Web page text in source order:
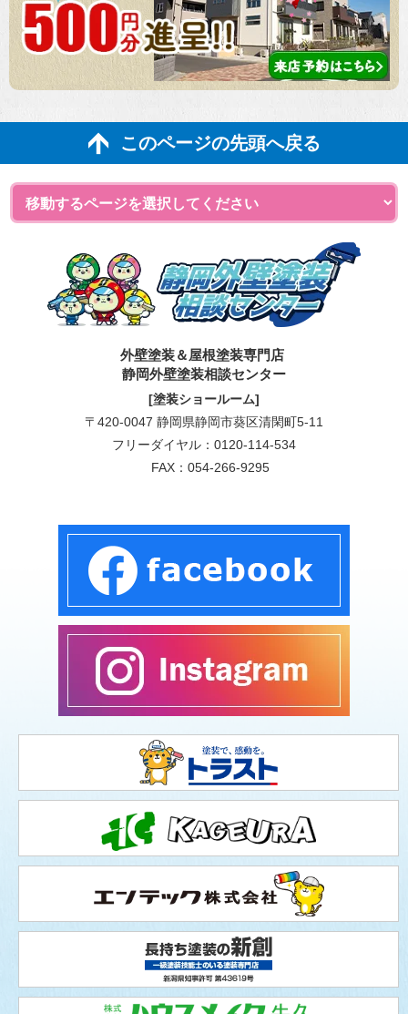
このページの先頭へ戻る
外壁塗装＆屋根塗装専門店
静岡外壁塗装相談センター
[塗装ショールーム]
〒420-0047 静岡県静岡市葵区清閑町5-11
フリーダイヤル： 0120-114-534
FAX：054-266-9295